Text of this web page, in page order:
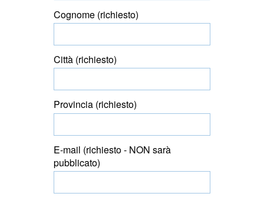
Cognome (richiesto)
Città (richiesto)
Provincia (richiesto)
E-mail (richiesto - NON sarà
pubblicato)